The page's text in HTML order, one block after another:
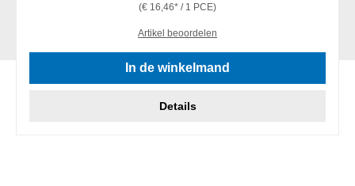
(€ 16,46* / 1 PCE)
Artikel beoordelen
In de winkelmand
Details